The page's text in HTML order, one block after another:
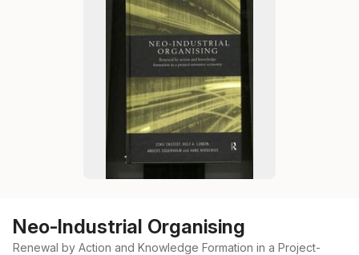
Neo-Industrial Organising
Renewal by Action and Knowledge Formation in a Project-